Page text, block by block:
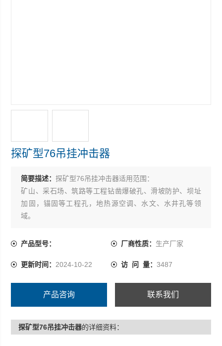
探矿型76吊挂冲击器
简要描述：探矿型76吊挂冲击器适用范围：
矿山、采石场、筑路等工程钻凿爆破孔、滑坡防护、坝址
加固，锚固等工程孔，地热源空调、水文、水井孔等领
域。
产品型号： 厂商性质： 生产厂家
更新时间： 2024-10-22 访 问 量： 3487
产品咨询 联系我们
探矿型76吊挂冲击器的详细资料：